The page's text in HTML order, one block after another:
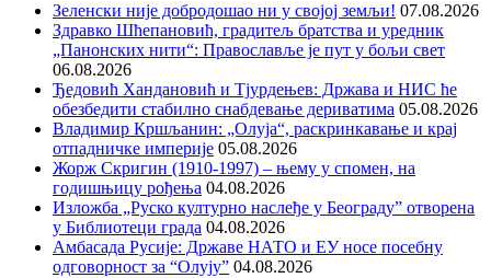
Зеленски није добродошао ни у својој земљи! 07.08.2026
Здравко Шћепановић, градитељ братства и уредник
„Панонских нити“: Православље је пут у бољи свет
06.08.2026
Ђедовић Хандановић и Тјурдењев: Држава и НИС ће
обезбедити стабилно снабдевање дериватима 05.08.2026
Владимир Кршљанин: „Олуја“, раскринкавање и крај
отпадничке империје 05.08.2026
Жорж Скригин (1910-1997) – њему у спомен, на
годишњицу рођења 04.08.2026
Изложба „Руско културно наслеђе у Београду” отворена
у Библиотеци града 04.08.2026
Амбасада Русије: Државе НАТО и ЕУ носе посебну
одговорност за “Олују” 04.08.2026